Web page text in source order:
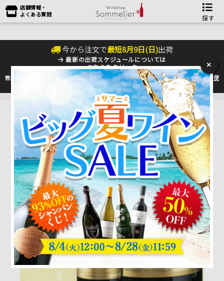
店舗情報・
よくある質問
探す
今から注文で最短8月9日(日)出荷
最新の出荷スケジュールについては
こちらをクリック
熊本地震の影響により九州への配送に遅れが生じております。最新情報は佐川急便
のHP
をご確認下さい。
×